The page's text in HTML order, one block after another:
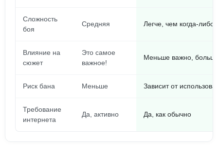
Сложность
боя
Средняя Легче, чем когда-либо
Влияние на
сюжет
Это самое
важное!
Меньше важно,
Риск бана Меньше Зависит от
Требование
интернета
Да, активно Да, как обычно